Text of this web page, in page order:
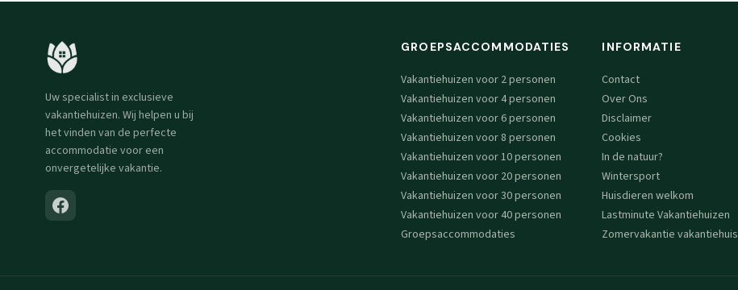
Uw specialist in exclusieve
vakantiehuizen. Wij helpen u bij
het vinden van de perfecte
accommodatie voor een
onvergetelijke vakantie.
GROEPSACCOMMODATIES
Vakantiehuizen voor 2 personen
Vakantiehuizen voor 4 personen
Vakantiehuizen voor 6 personen
Vakantiehuizen voor 8 personen
Vakantiehuizen voor 10 personen
Vakantiehuizen voor 20 personen
Vakantiehuizen voor 30 personen
Vakantiehuizen voor 40 personen
Groepsaccommodaties
INFORMATIE
Contact
Over Ons
Disclaimer
Cookies
In de natuur?
Wintersport
Huisdieren welkom
Lastminute Vakantiehuizen
Zomervakantie vakantiehuis